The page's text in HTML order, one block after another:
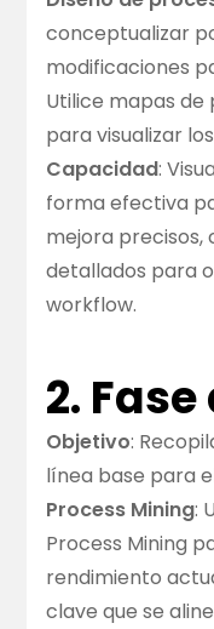
conceptualizar
modificaciones
Utilice mapas de
para visualizar
Capacidad:
forma efectiva
mejora precisos,
detallados para
workflow.
2.
Objetivo:
línea base para
Process Mining:
Process Mining
rendimiento
clave que se